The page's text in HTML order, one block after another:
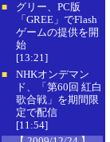
■
グリー、PC版
「GREE」でFlash
ゲームの提供を開
始
[13:21]
■
NHKオンデマン
ド、「第60回 紅白
歌合戦」を期間限
定で配信
[11:54]